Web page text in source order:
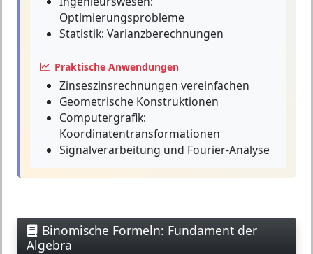
Optimierungsprobleme
Statistik: Varianzberechnungen
Praktische Anwendungen
Zinseszinsrechnungen vereinfachen
Geometrische Konstruktionen
Computergrafik:
Koordinatentransformationen
Signalverarbeitung und Fourier-Analyse
Binomische Formeln: Fundament der
Algebra